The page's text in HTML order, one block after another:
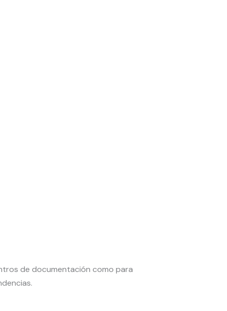
de documentación como para